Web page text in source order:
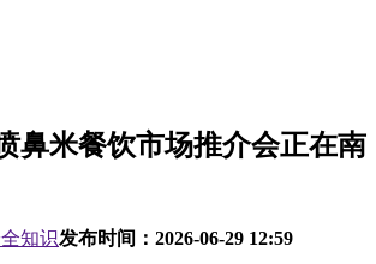
鼻米餐饮市场推介会正在南
知识发布时间： 2026-06-29 12:59